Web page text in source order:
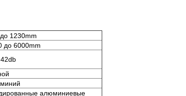
1230mm
до 6000mm
алюминиевые